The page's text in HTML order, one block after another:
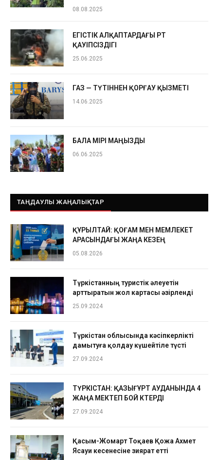
08.08.2025
ЕГІСТІК АЛҚАПТАРДАҒЫ ӨРТ
ҚАУІПСІЗДІГІ
25.06.2025
ГАЗ — ТҮТІННЕН ҚОРҒАУ ҚЫЗМЕТІ
14.06.2025
БАЛА ӨМІРІ МАҢЫЗДЫ
06.06.2025
ТАҢДАУЛЫ ЖАҢАЛЫҚТАР
ҚҰРЫЛТАЙ: ҚОҒАМ МЕН МЕМЛЕКЕТ
АРАСЫНДАҒЫ ЖАҢА КЕЗЕҢ
05.08.2026
Түркістанның туристік әлеуетін
арттыратын жол картасы әзірленді
25.09.2024
Түркістан облысында кәсіпкерлікті
дамытуға қолдау күшейтіле түсті
27.09.2024
ТҮРКІСТАН: ҚАЗЫҒҰРТ АУДАНЫНДА 4
ЖАҢА МЕКТЕП БОЙ КӨТЕРДІ
27.09.2024
Қасым-Жомарт Тоқаев Қожа Ахмет
Ясауи кесенесіне зиярат етті